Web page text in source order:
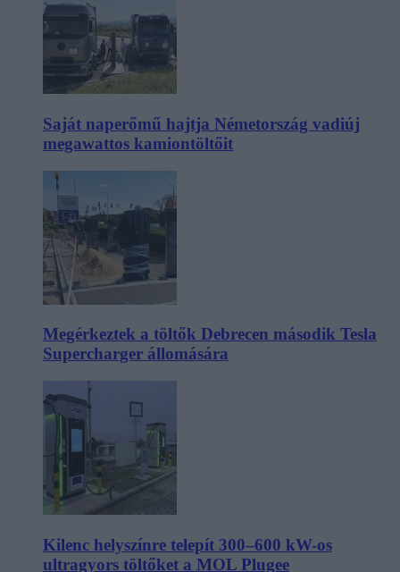
Saját naperőmű hajtja Németország vadiúj
megawattos kamiontöltőit
Megérkeztek a töltők Debrecen második Tesla
Supercharger állomására
Kilenc helyszínre telepít 300–600 kW-os
ultragyors töltőket a MOL Plugee